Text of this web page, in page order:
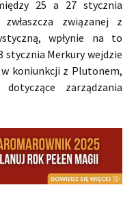
25 a 27 stycznia
związanej z
wpłynie na to
stycznia Merkury wejdzie
koniunkcji z Plutonem,
zarządzania